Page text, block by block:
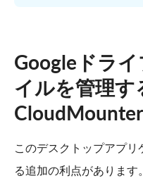
Googleドラ
イルを管理す
このデスクトップアプ
る追加の利点があります。